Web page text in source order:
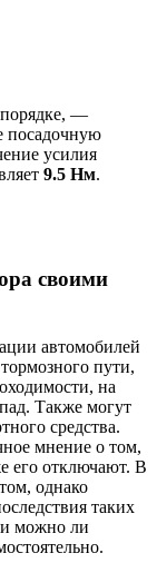
порядке, —
посадочную
усилия
9.5 Нм.
своими
автомобилей
пути,
на
Также могут
средства.
мнение о том,
его отключают. В
однако
таких
и можно ли